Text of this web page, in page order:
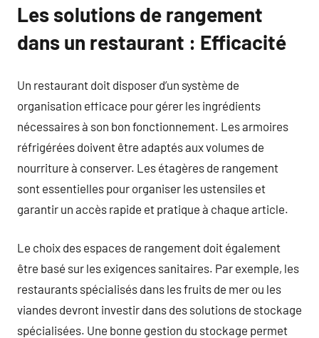
Les solutions de rangement
dans un restaurant : Efficacité
Un restaurant doit disposer d’un système de
organisation efficace pour gérer les ingrédients
nécessaires à son bon fonctionnement. Les armoires
réfrigérées doivent être adaptés aux volumes de
nourriture à conserver. Les étagères de rangement
sont essentielles pour organiser les ustensiles et
garantir un accès rapide et pratique à chaque article.
Le choix des espaces de rangement doit également
être basé sur les exigences sanitaires. Par exemple, les
restaurants spécialisés dans les fruits de mer ou les
viandes devront investir dans des solutions de stockage
spécialisées. Une bonne gestion du stockage permet